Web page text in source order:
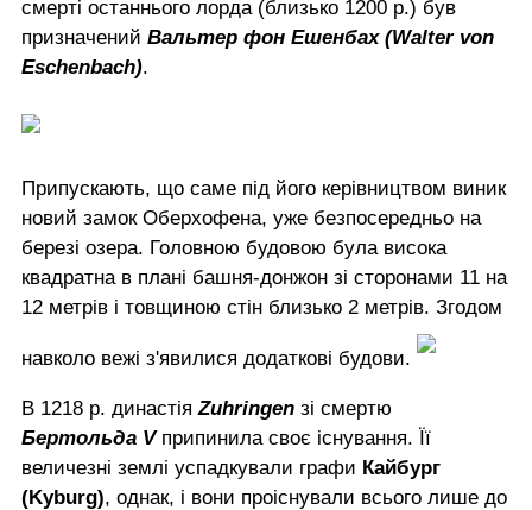
смерті останнього лорда (близько 1200 р.) був
призначений Вальтер фон Ешенбах (Walter von
Eschenbach).
Припускають, що саме під його керівництвом виник
новий замок Оберхофена, уже безпосередньо на
березі озера. Головною будовою була висока
квадратна в плані башня-донжон зі сторонами 11 на
12 метрів і товщиною стін близько 2 метрів. Згодом
навколо вежі з'явилися додаткові будови.
В 1218 р. династіяZuhringen зі смертю
Бертольда Vприпинила своє існування. Її
величезні землі успадкували графи Кайбург
(Kyburg), однак, і вони проіснували всього лише до